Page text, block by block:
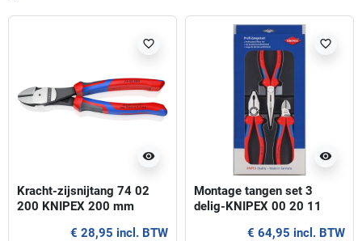
visibility
favorite_border
Kracht-zijsnijtang 74 02
200 KNIPEX 200 mm
€ 28,95 incl. BTW
visibility
favorite_border
Montage tangen set 3
delig-KNIPEX 00 20 11
€ 64,95 incl. BTW